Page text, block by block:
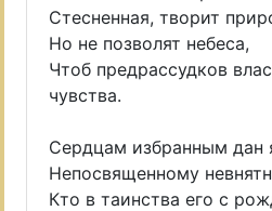
Стесненная, творит
Но не позволят небеса,
Чтоб предрассудков
чувства.
Сердцам избранным дан
Непосвященному
Кто в таинства его с